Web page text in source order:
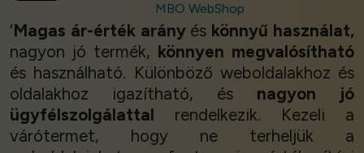
MBO WebShop
‘Magas ár-érték arányés könnyű használat,
nagyon jó termék, könnyen megvalósítható
és használható. Különböző weboldalakhoz és
oldalakhoz igazítható, és nagyon jó
ügyfélszolgálattal rendelkezik. Kezeli a
várótermet, hogy ne terheljük a